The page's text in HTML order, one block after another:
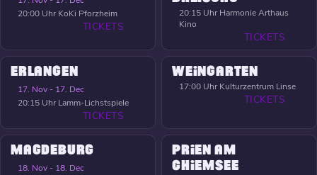
20:00 Uhr KoKi Pforzheim
TICKETS
20:15 Uhr Harmonie Arthaus
Kino
TICKETS
ERLANGEN
17. Nov - 17. Dec
20:15 Uhr Lamm-Lichstspiele
TICKETS
WEINGARTEN
17:00 Uhr Kulturzentrum Linse
TICKETS
MAGDEBURG
18. Nov - 18. Dec
PRIEN AM
CHIEMSEE